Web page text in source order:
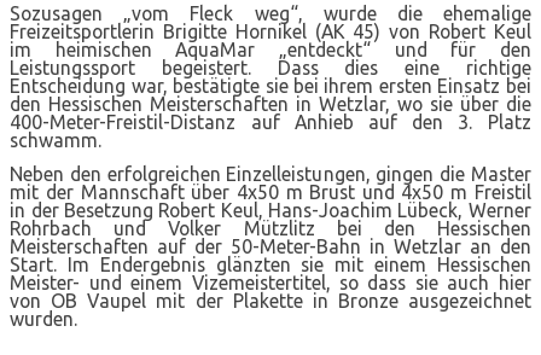
Sozusagen „vom Fleck weg“, wurde die ehemalige
Freizeitsportlerin Brigitte Hornikel (AK 45) von Robert Keul
im heimischen AquaMar „entdeckt“ und für den
Leistungssport begeistert. Dass dies eine richtige
Entscheidung war, bestätigte sie bei ihrem ersten Einsatz bei
den Hessischen Meisterschaften in Wetzlar, wo sie über die
400-Meter-Freistil-Distanz auf Anhieb auf den 3. Platz
schwamm.
Neben den erfolgreichen Einzelleistungen, gingen die Master
mit der Mannschaft über 4x50 m Brust und 4x50 m Freistil
in der Besetzung Robert Keul, Hans-Joachim Lübeck, Werner
Rohrbach und Volker Mützlitz bei den Hessischen
Meisterschaften auf der 50-Meter-Bahn in Wetzlar an den
Start. Im Endergebnis glänzten sie mit einem Hessischen
Meister- und einem Vizemeistertitel, so dass sie auch hier
von OB Vaupel mit der Plakette in Bronze ausgezeichnet
wurden.